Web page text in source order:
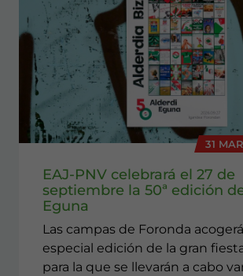
31
EAJ-PNV celebrará el 27 de
septiembre la 50ª edición
Eguna
Las campas de Foronda
especial edición de la gran
para la que se llevarán a cabo